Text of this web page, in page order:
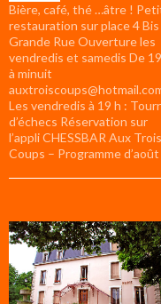
Bière, café, thé …âtre !
restauration sur place 4 Bis
Grande Rue Ouverture les
vendredis et samedis De
à minuit
Les vendredis à 19 h :
d’échecs Réservation sur
l’appli CHESSBAR Aux Trois
Coups – Programme d’août